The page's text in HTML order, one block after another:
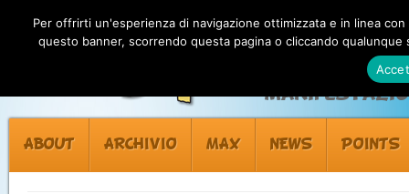
ABOUT ARCHIVIO MAX NEWS POINTS
Per offrirti un'esperienza di navigazione ottimizzata e in linea
questo banner, scorrendo questa pagina o cliccando